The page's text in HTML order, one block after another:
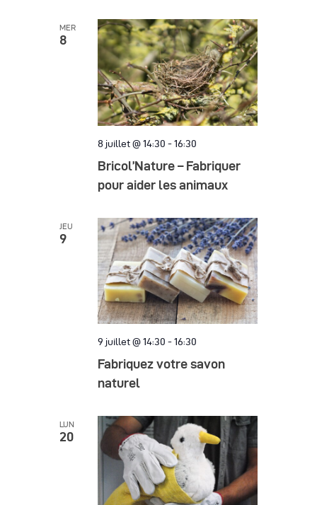
t
s
MER
8
8 juillet @ 14:30 - 16:30
Bricol’Nature – Fabriquer
pour aider les animaux
JEU
9
9 juillet @ 14:30 - 16:30
Fabriquez votre savon
naturel
LUN
20